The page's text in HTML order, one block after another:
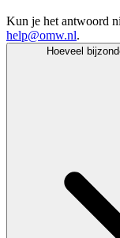
Kun je het antwoord
help@omw.nl.
Hoeveel